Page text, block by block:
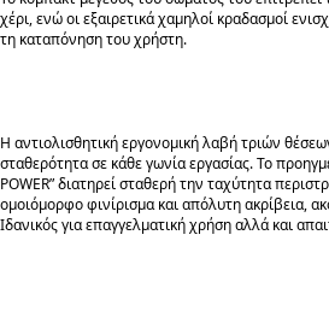
χέρι, ενώ οι εξαιρετικά χαμηλοί κραδασμοί
τη καταπόνηση του χρήστη.
Η αντιολισθητική εργονομική λαβή τριών
σταθερότητα σε κάθε γωνία εργασίας. Το
POWER” διατηρεί σταθερή την ταχύτητα
ομοιόμορφο φινίρισμα και απόλυτη ακρίβεια,
Ιδανικός για επαγγελματική χρήση αλλά και